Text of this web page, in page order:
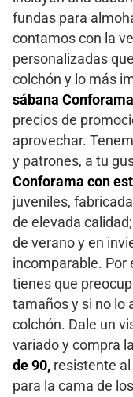
fundas para
contamos con la
personalizadas
colchón y lo más
sábana
precios de
aprovechar.
y patrones, a tu
Conforama con
juveniles,
de elevada
de verano y en
incomparable. Por
tienes que
tamaños y si no lo
colchón. Dale un
variado y compra la
de 90, resistente
para la cama de